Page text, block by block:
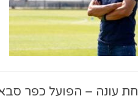
עונה – הפועל כפר